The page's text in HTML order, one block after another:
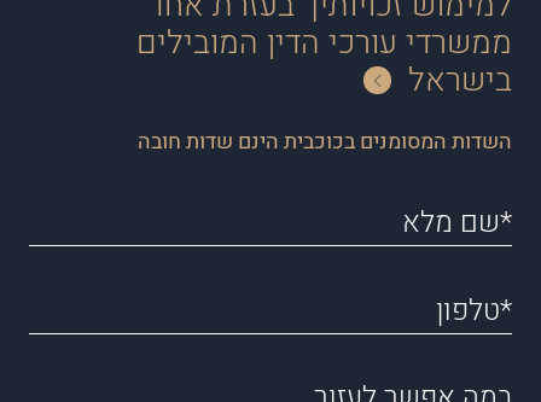
ממשרדי עורכי הדין המובילים
בישראל
השדות המסומנים בכוכבית הינם שדות חובה